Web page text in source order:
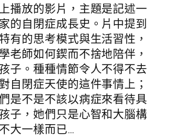
播放的影片，主題是記述一
的自閉症成長史。片中提到
有的思考模式與生活習性，
老師如何鍥而不捨地陪伴，
子。種種情節令人不得不去
自閉症天使的這件事情上；
是不是不該以病症來看待具
子，她們只是心智和大腦構
大一樣而已…